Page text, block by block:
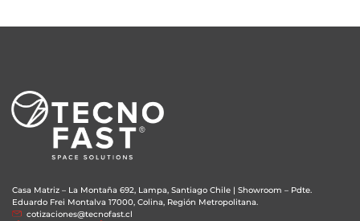
Casa Matriz – La Montaña 692, Lampa, Santiago Chile | Showroom – Pdte.
Eduardo Frei Montalva 17000, Colina, Región Metropolitana.
cotizaciones@tecnofast.cl